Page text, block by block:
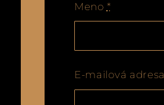
Meno *
E-mailová adresa